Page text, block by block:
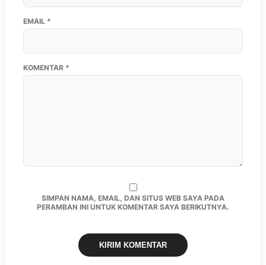
KOMENTAR *
EMAIL *
SIMPAN NAMA, EMAIL, DAN SITUS WEB SAYA PADA
PERAMBAN INI UNTUK KOMENTAR SAYA BERIKUTNYA.